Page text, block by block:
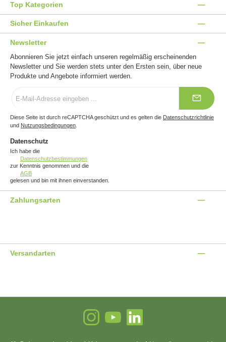
Top Kategorien
Sicher Einkaufen
Newsletter
Abonnieren Sie jetzt einfach unseren regelmäßig erscheinenden
Newsletter und Sie werden stets unter den Ersten sein, über neue
Produkte und Angebote informiert werden.
Mail-
Diese Seite ist durch reCAPTCHA geschützt und es gelten die Datenschutzrichtlinie
und Nutzungsbedingungen
Datenschutz
Ich habe die
Datenschutzbestimmungen
zur Kenntnis genommen und die
AGB
gelesen und bin mit ihnen einverstanden.
Zahlungsarten
Versandarten
InstagramYouTube